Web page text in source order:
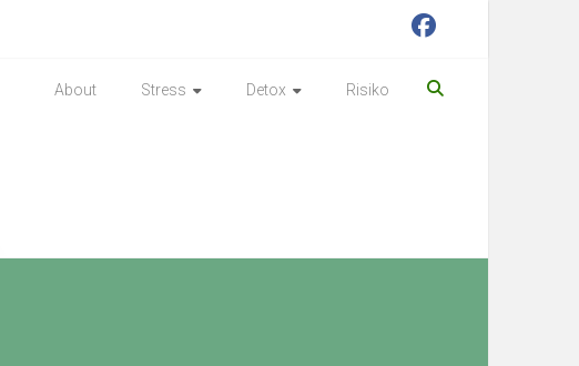
About Stress Detox Risiko